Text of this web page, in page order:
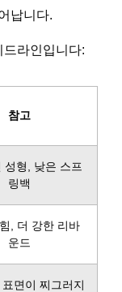
납니다.
드라인입니다:
참고
성형, 낮은 스프
링백
, 더 강한 리바
운드
면이 찌그러지